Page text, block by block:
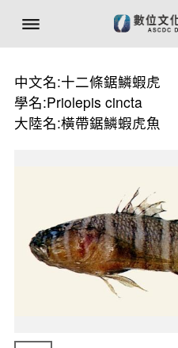
中文名:十二條鋸鱗蝦虎
學名:Priolepis cincta
大陸名:橫帶鋸鱗蝦虎魚